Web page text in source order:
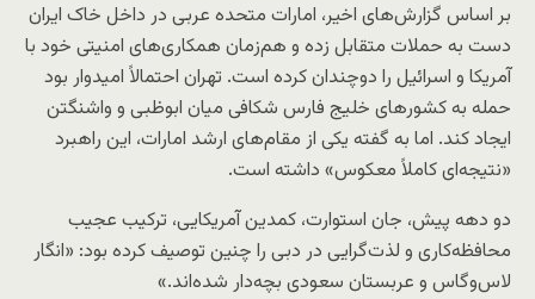
بر اساس گزارش‌های اخیر، امارات متحده عربی در داخل خاک ایران
دست به حملات متقابل زده و هم‌زمان همکاری‌های امنیتی خود با
آمریکا و اسرائیل را دوچندان کرده است. تهران احتمالاً امیدوار بود
حمله به کشورهای خلیج فارس شکافی میان ابوظبی و واشنگتن
ایجاد کند. اما به گفته یکی از مقام‌های ارشد امارات، این راهبرد
«نتیجه‌ای کاملاً معکوس» داشته است.
دو دهه پیش، جان استوارت، کمدین آمریکایی، ترکیب عجیب
محافظه‌کاری و لذت‌گرایی در دبی را چنین توصیف کرده بود: «انگار
لاس‌وگاس و عربستان سعودی بچه‌دار شده‌اند.»